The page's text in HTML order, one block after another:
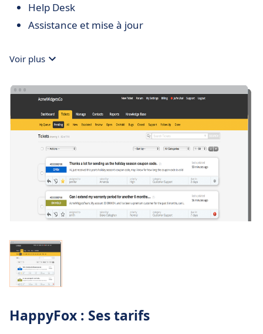
Help Desk
Assistance et mise à jour
Voir plus
HappyFox : Ses tarifs